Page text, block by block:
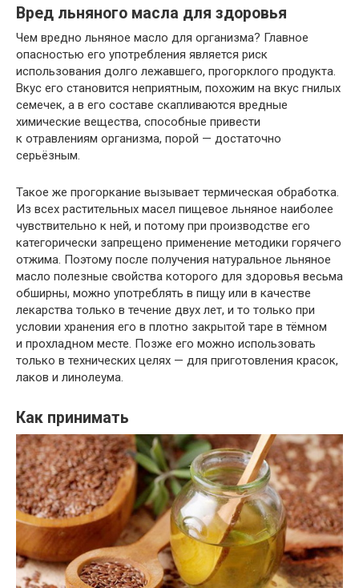
Вред льняного масла для здоровья
Чем вредно льняное масло для организма? Главное
опасностью его употребления является риск
использования долго лежавшего, прогорклого продукта.
Вкус его становится неприятным, похожим на вкус гнилых
семечек, а в его составе скапливаются вредные
химические вещества, способные привести
к отравлениям организма, порой — достаточно
серьёзным.
Такое же прогоркание вызывает термическая обработка.
Из всех растительных масел пищевое льняное наиболее
чувствительно к ней, и потому при производстве его
категорически запрещено применение методики горячего
отжима. Поэтому после получения натуральное льняное
масло полезные свойства которого для здоровья весьма
обширны, можно употреблять в пищу или в качестве
лекарства только в течение двух лет, и то только при
условии хранения его в плотно закрытой таре в тёмном
и прохладном месте. Позже его можно использовать
только в технических целях — для приготовления красок,
лаков и линолеума.
Как принимать